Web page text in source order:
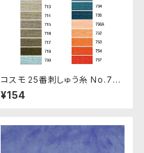
コスモ 25番刺しゅう糸 No.70
6‾757
¥154